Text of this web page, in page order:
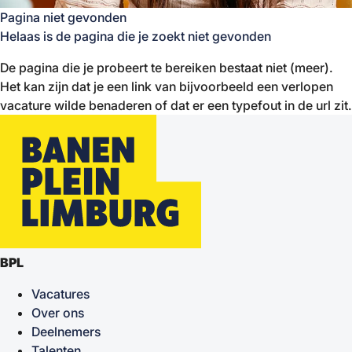
Pagina niet gevonden
Helaas is de pagina die je zoekt niet gevonden
De pagina die je probeert te bereiken bestaat niet (meer).
Het kan zijn dat je een link van bijvoorbeeld een verlopen
vacature wilde benaderen of dat er een typefout in de url zit.
BPL
Vacatures
Over ons
Deelnemers